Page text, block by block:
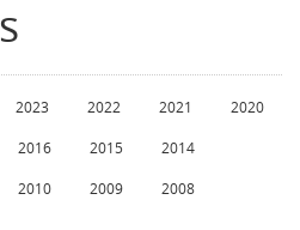
2023 2022 2021 2020
2016 2015 2014
2010 2009 2008